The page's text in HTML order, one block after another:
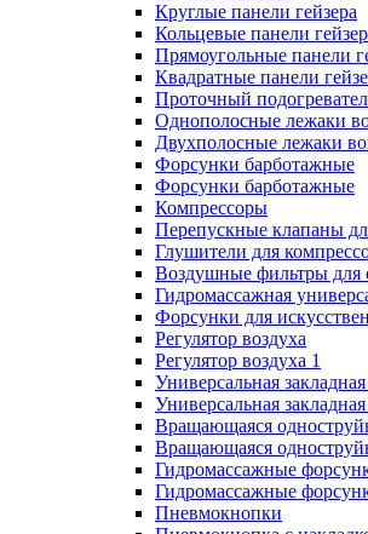
Круглые панели гейзера
Кольцевые панели
Прямоугольные панели
Квадратные панели
Проточный
Однополосные лежаки
Двухполосные лежаки
Форсунки барботажные
Форсунки барботажные
Компрессоры
Перепускные клапаны
Глушители для
Воздушные фильтры для
Гидромассажная
Форсунки для
Регулятор воздуха
Регулятор воздуха 1
Универсальная
Универсальная
Вращающаяся
Вращающаяся
Гидромассажные
Гидромассажные
Пневмокнопки